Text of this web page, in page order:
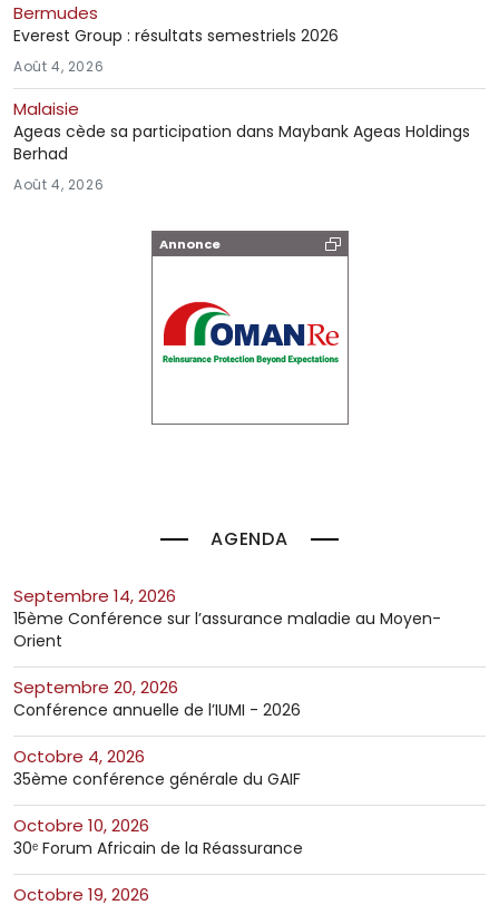
Annonce
AGENDA
septembre 14, 2026
15ème Conférence sur l’assurance maladie au Moyen-
Orient
septembre 20, 2026
Conférence annuelle de l’IUMI - 2026
octobre 4, 2026
35ème conférence générale du GAIF
octobre 10, 2026
30ᵉ Forum Africain de la Réassurance
octobre 19, 2026
Bermudes
Everest Group : résultats semestriels 2026
Août 4, 2026
Malaisie
Ageas cède sa participation dans Maybank Ageas Holdings
Berhad
Août 4, 2026